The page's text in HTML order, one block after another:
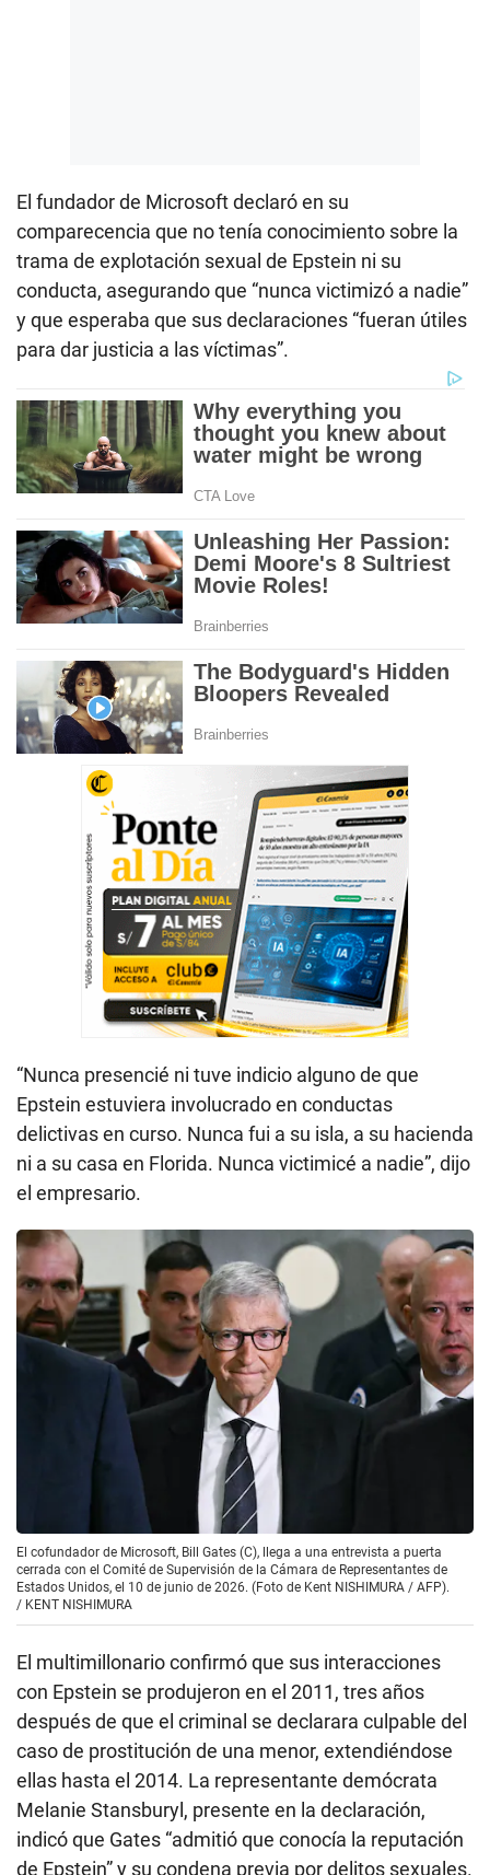
El fundador de Microsoft declaró en su
comparecencia que no tenía conocimiento sobre la
trama de explotación sexual de Epstein ni su
conducta, asegurando que “nunca victimizó a nadie”
y que esperaba que sus declaraciones “fueran útiles
para dar justicia a las víctimas”.
“Nunca presencié ni tuve indicio alguno de que
Epstein estuviera involucrado en conductas
delictivas en curso. Nunca fui a su isla, a su hacienda
ni a su casa en Florida. Nunca victimicé a nadie”, dijo
el empresario.
El cofundador de Microsoft, Bill Gates (C), llega a una entrevista a puerta
cerrada con el Comité de Supervisión de la Cámara de Representantes de
Estados Unidos, el 10 de junio de 2026. (Foto de Kent NISHIMURA / AFP).
/ KENT NISHIMURA
El multimillonario confirmó que sus interacciones
con Epstein se produjeron en el 2011, tres años
después de que el criminal se declarara culpable del
caso de prostitución de una menor, extendiéndose
ellas hasta el 2014. La representante demócrata
Melanie Stansburyl, presente en la declaración,
indicó que Gates “admitió que conocía la reputación
de Epstein” y su condena previa por delitos sexuales.